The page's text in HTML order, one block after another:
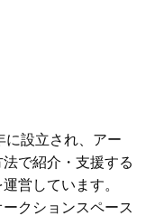
設立され、アー
で紹介・支援する
営しています。
クションスペース